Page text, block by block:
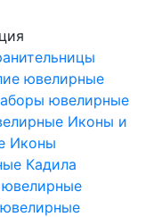
ювелирные
ювелирные
Иконы и
Иконы
Кадила
ювелирные